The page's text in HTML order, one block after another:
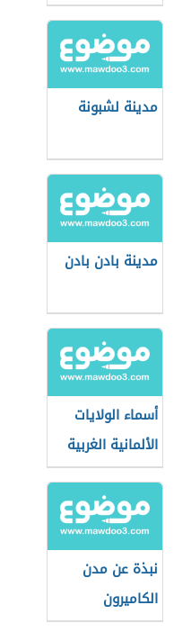
مدينة لشبونة
مدينة بادن بادن
أسماء الولايات
الألمانية الغربية
نبذة عن مدن
الكاميرون